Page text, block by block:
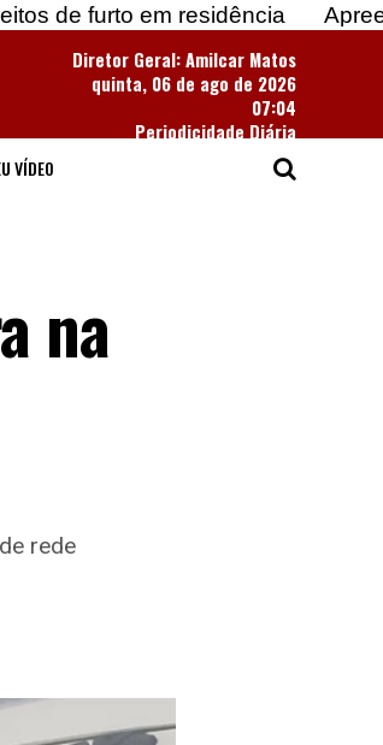
em residência
Apreendidas
Diretor Geral: Amilcar Matos
quinta, 06 de ago de 2026
07:04
Periodicidade Diária
VÍDEO
na
rede